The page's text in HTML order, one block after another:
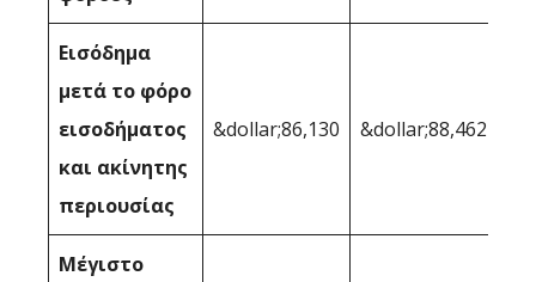
Εισόδημα
μετά το φόρο
εισοδήματος
και ακίνητης
περιουσίας
&dollar;86,130 &dollar;88,462
Μέγιστο